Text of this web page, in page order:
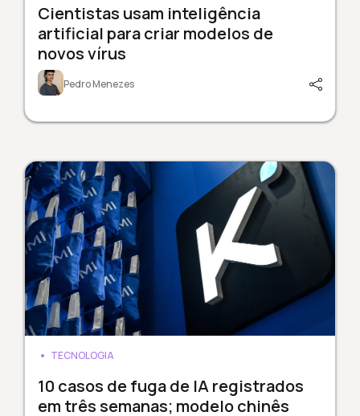
Cientistas usam inteligência
artificial para criar modelos de
novos vírus
Pedro Menezes
TECNOLOGIA
10 casos de fuga de IA registrados
em três semanas; modelo chinês